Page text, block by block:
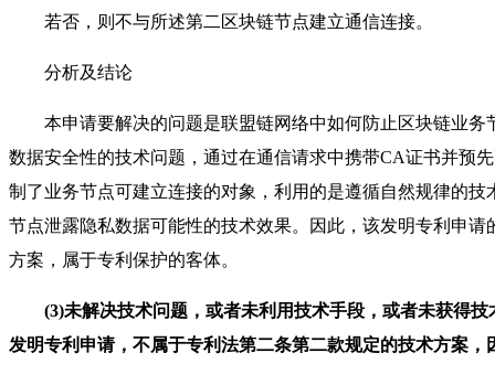
若否，则不与所述第二区块链节点建立通信连接。
分析及结论
本申请要解决的问题是联盟链网络中如何防止区块链业务
数据安全性的技术问题，通过在通信请求中携带CA证书并预
制了业务节点可建立连接的对象，利用的是遵循自然规律的
节点泄露隐私数据可能性的技术效果。因此，该发明专利申
方案，属于专利保护的客体。
(3)未解决技术问题，或者未利用技术手段，或者未获得
发明专利申请，不属于专利法第二条第二款规定的技术方案，